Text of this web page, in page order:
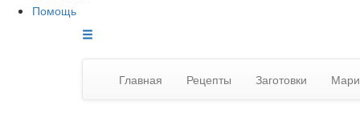
Помощь
Главная Рецепты Заготовки